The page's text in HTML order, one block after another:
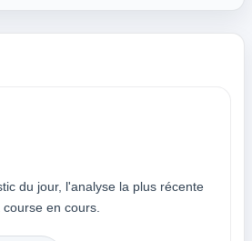
du jour, l'analyse la plus récente
en cours.